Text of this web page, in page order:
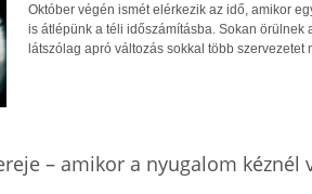
Október végén ismét elérkezik az idő, amikor
is átlépünk a téli időszámításba. Sokan
látszólag apró változás sokkal több szervezetet
– amikor a nyugalom kéznél